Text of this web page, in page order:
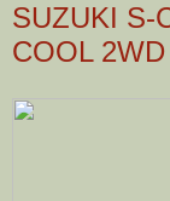
SUZUKI S-
COOL 2WD